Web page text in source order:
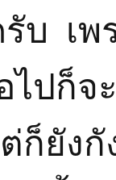
เพ
ไปก็จ
ก็ยังกั